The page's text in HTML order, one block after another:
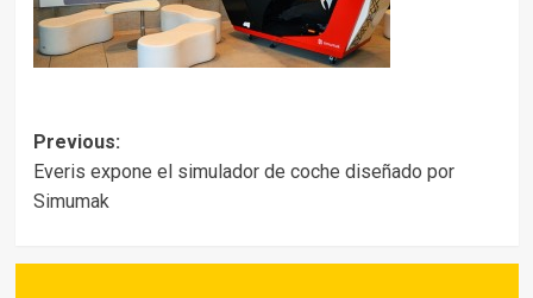
Post
navigation
Previous:
Everis expone el simulador de coche diseñado por
Simumak